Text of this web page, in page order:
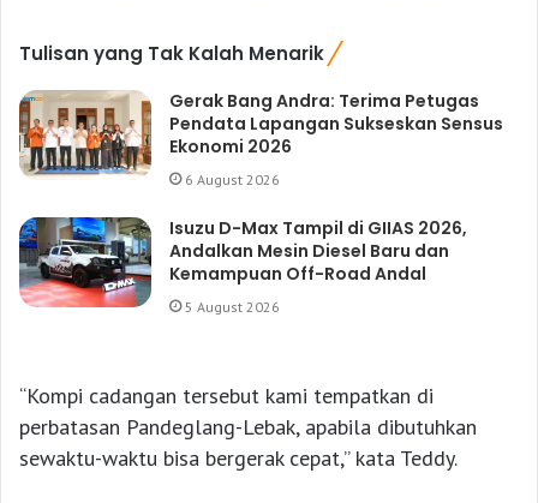
Tulisan yang Tak Kalah Menarik
Gerak Bang Andra: Terima Petugas
Pendata Lapangan Sukseskan Sensus
Ekonomi 2026
6 August 2026
Isuzu D-Max Tampil di GIIAS 2026,
Andalkan Mesin Diesel Baru dan
Kemampuan Off-Road Andal
5 August 2026
“Kompi cadangan tersebut kami tempatkan di
perbatasan Pandeglang-Lebak, apabila dibutuhkan
sewaktu-waktu bisa bergerak cepat,” kata Teddy.